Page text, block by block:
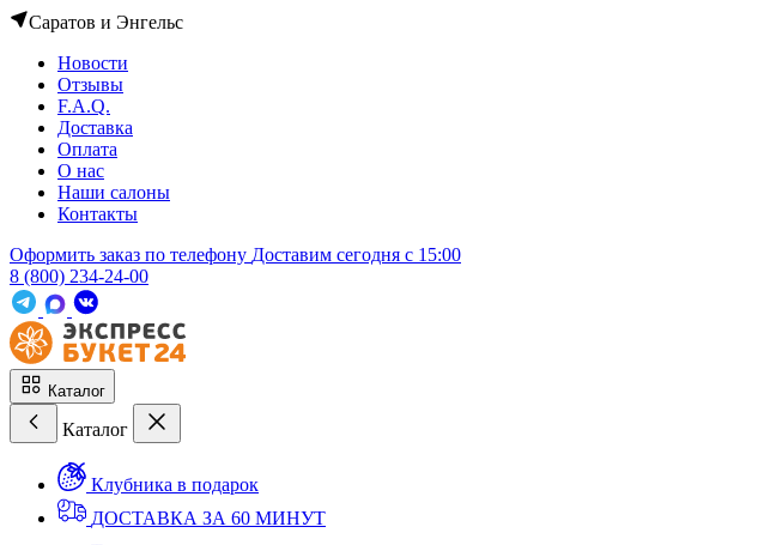
Саратов и Энгельс
Новости
Отзывы
F.A.Q.
Доставка
Оплата
О нас
Наши салоны
Контакты
Оформить заказ по телефону Доставим сегодня c 15:00
8 (800) 234-24-00
Каталог
Каталог
Клубника в подарок
ДОСТАВКА ЗА 60 МИНУТ